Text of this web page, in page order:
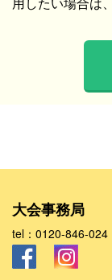
用したい場合は
大会事務局
tel：0120-846-024